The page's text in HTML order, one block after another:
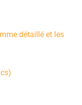
détaillé et les